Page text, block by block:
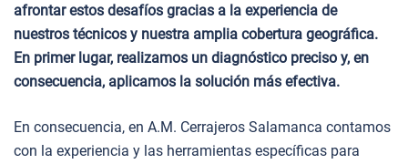
afrontar estos desafíos gracias a la experiencia de
nuestros técnicos y nuestra amplia cobertura geográfica.
En primer lugar, realizamos un diagnóstico preciso y, en
consecuencia, aplicamos la solución más efectiva.
En consecuencia, en A.M. Cerrajeros Salamanca contamos
con la experiencia y las herramientas específicas para